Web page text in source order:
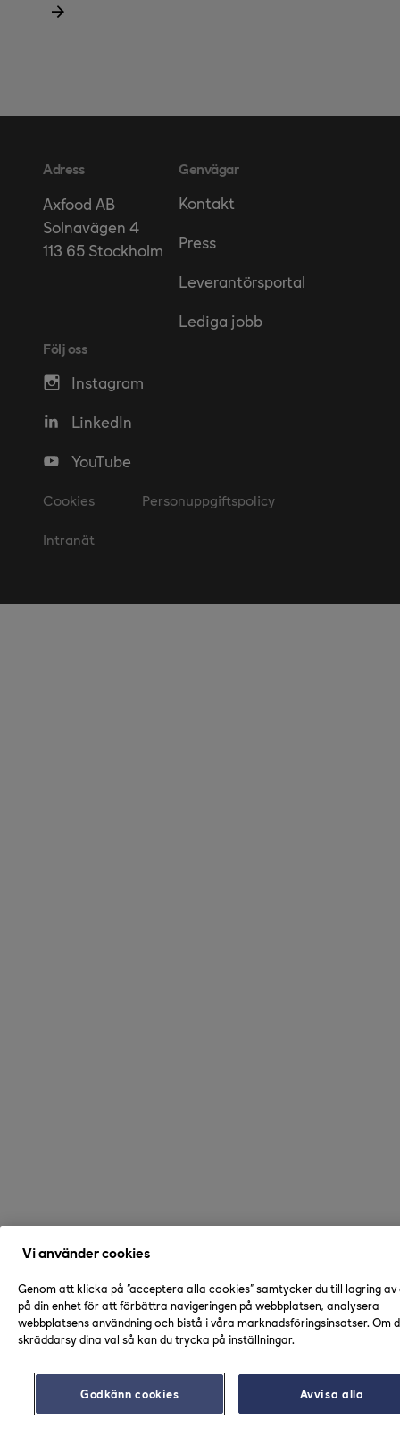
Adress
Axfood AB
Solnavägen 4
113 65 Stockholm
Genvägar
Kontakt
Press
Leverantörsportal
Lediga jobb
Följ oss
Instagram
LinkedIn
YouTube
Cookies Personuppgiftspolicy
Intranät
Vi använder cookies
Genom att klicka på "acceptera alla cookies" samtycker du till lagring av
på din enhet för att förbättra navigeringen på webbplatsen, analysera
webbplatsens användning och bistå i våra marknadsföringsinsatser. Om
skräddarsy dina val så kan du trycka på inställningar.
Godkänn cookies Avvisa alla